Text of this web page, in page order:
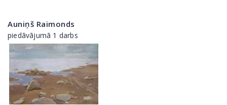
Auniņš Raimonds
piedāvājumā 1 darbs